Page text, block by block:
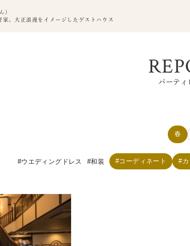
）
家。大正浪漫をイメージしたゲストハウス
パーティ
春
ウエディングドレス 和装 コーディネート